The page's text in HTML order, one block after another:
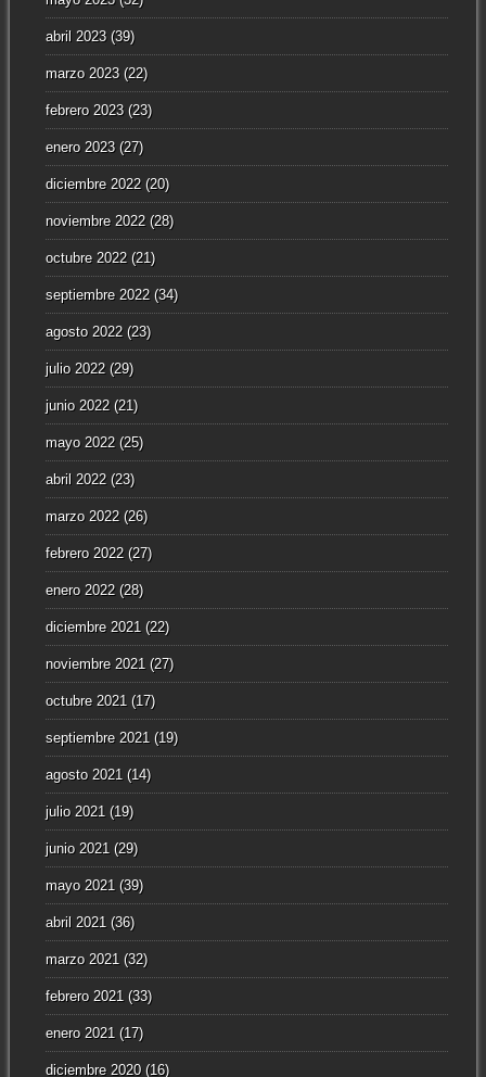
abril 2023(39)
marzo 2023(22)
febrero 2023(23)
enero 2023(27)
diciembre 2022(20)
noviembre 2022(28)
octubre 2022(21)
septiembre 2022(34)
agosto 2022(23)
julio 2022(29)
junio 2022(21)
mayo 2022(25)
abril 2022(23)
marzo 2022(26)
febrero 2022(27)
enero 2022(28)
diciembre 2021 (22)
noviembre 2021 (27)
octubre 2021 (17)
septiembre 2021 (19)
agosto 2021 (14)
julio 2021 (19)
junio 2021 (29)
mayo 2021 (39)
abril 2021 (36)
marzo 2021 (32)
febrero 2021 (33)
enero 2021 (17)
diciembre 2020(16)